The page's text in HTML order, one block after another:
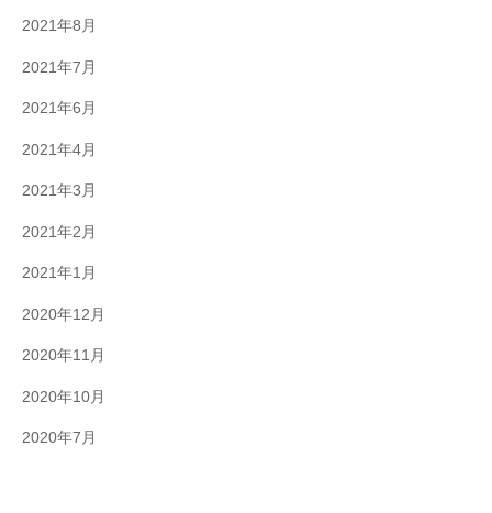
2021年8月
2021年7月
2021年6月
2021年4月
2021年3月
2021年2月
2021年1月
2020年12月
2020年11月
2020年10月
2020年7月